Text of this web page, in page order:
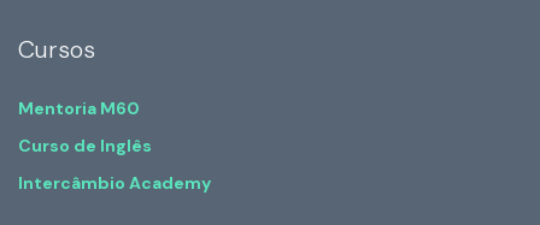
Cursos
Mentoria M60
Curso de Inglês
Intercâmbio Academy